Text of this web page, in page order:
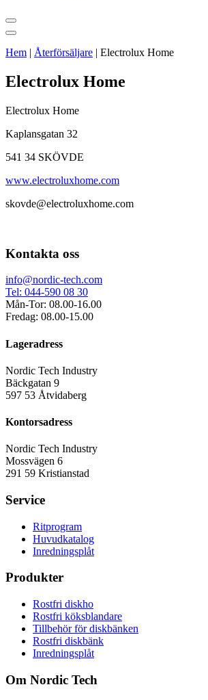
Hem | Återförsäljare | Electrolux Home
Electrolux Home
Electrolux Home
Kaplansgatan 32
541 34 SKÖVDE
www.electroluxhome.com
skovde@electroluxhome.com
Kontakta oss
info@nordic-tech.com
Tel: 044-590 08 30
Mån-Tor: 08.00-16.00
Fredag: 08.00-15.00
Lageradress
Nordic Tech Industry
Bäckgatan 9
597 53 Åtvidaberg
Kontorsadress
Nordic Tech Industry
Mossvägen 6
291 59 Kristianstad
Service
Ritprogram
Huvudkatalog
Inredningsplåt
Produkter
Rostfri diskho
Rostfri köksblandare
Tillbehör för diskbänken
Rostfri diskbänk
Inredningsplåt
Om Nordic Tech